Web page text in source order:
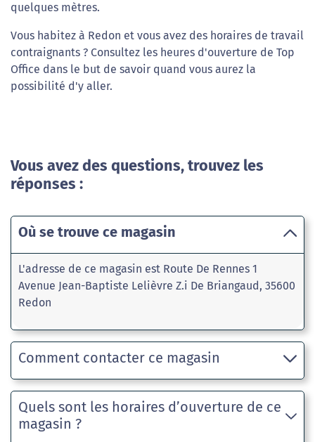
quelques mètres.
Vous habitez à Redon et vous avez des horaires de travail
contraignants ? Consultez les heures d'ouverture de Top
Office dans le but de savoir quand vous aurez la
possibilité d'y aller.
Vous avez des questions, trouvez les
réponses :
Où se trouve ce magasin
L'adresse de ce magasin est Route De Rennes 1
Avenue Jean-Baptiste Lelièvre Z.i De Briangaud, 35600
Redon
Comment contacter ce magasin
Quels sont les horaires d’ouverture de ce
magasin ?